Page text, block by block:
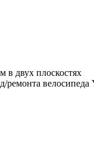
в двух плоскостях
ремонта